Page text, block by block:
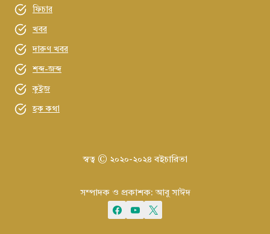
ফিচার
খবর
দারুণ খবর
শব্দ-জব্দ
কুইজ
হক কথা
স্বত্ব © ২০২০-২০২৪ বইচারিতা
সম্পাদক ও প্রকাশক: আবু সাঈদ